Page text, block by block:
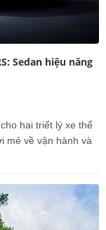
Sedan hiệu năng
hai triết lý xe thể
mẻ về vận hành và